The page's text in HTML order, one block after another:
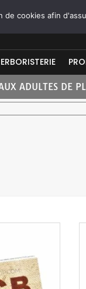
ADULTES DE
cookies afin